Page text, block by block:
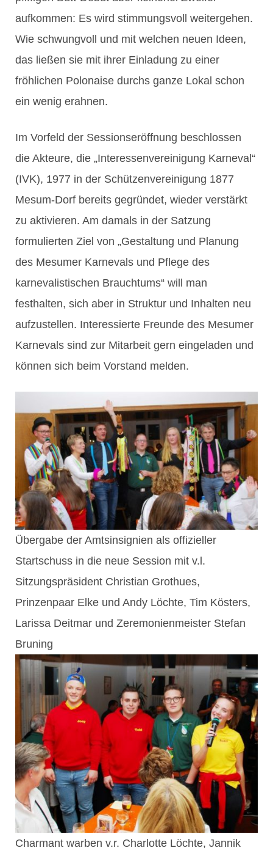
aufkommen: Es wird stimmungsvoll weitergehen.
Wie schwungvoll und mit welchen neuen Ideen,
das ließen sie mit ihrer Einladung zu einer
fröhlichen Polonaise durchs ganze Lokal schon
ein wenig erahnen.
Im Vorfeld der Sessionseröffnung beschlossen
die Akteure, die „Interessenvereinigung Karneval“
(IVK), 1977 in der Schützenvereinigung 1877
Mesum-Dorf bereits gegründet, wieder verstärkt
zu aktivieren. Am damals in der Satzung
formulierten Ziel von „Gestaltung und Planung
des Mesumer Karnevals und Pflege des
karnevalistischen Brauchtums“ will man
festhalten, sich aber in Struktur und Inhalten neu
aufzustellen. Interessierte Freunde des Mesumer
Karnevals sind zur Mitarbeit gern eingeladen und
können sich beim Vorstand melden.
Übergabe der Amtsinsignien als offizieller
Startschuss in die neue Session mit v.l.
Sitzungspräsident Christian Grothues,
Prinzenpaar Elke und Andy Löchte, Tim Kösters,
Larissa Deitmar und Zeremonienmeister Stefan
Bruning
Charmant warben v.r. Charlotte Löchte, Jannik